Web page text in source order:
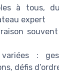
à tous,
expert
variées :
défis